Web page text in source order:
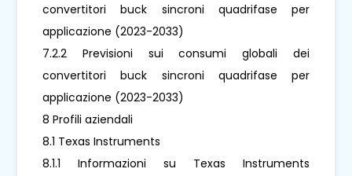
convertitori buck sincroni quadrifase per
applicazione (2023-2033)
7.2.2 Previsioni sui consumi globali dei
convertitori buck sincroni quadrifase per
applicazione (2023-2033)
8 Profili aziendali
8.1 Texas Instruments
8.1.1 Informazioni su Texas Instruments